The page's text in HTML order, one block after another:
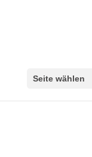
Seite wählen